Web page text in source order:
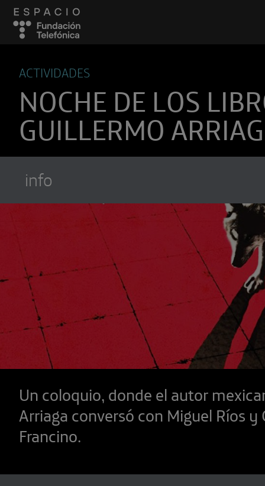
ACTIVIDADES
NOCHE DE LOS
GUILLERMO
info
Un coloquio, donde el autor
Arriaga conversó con Miguel Ríos y
Francino.